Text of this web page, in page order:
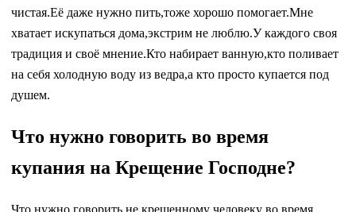
чистая.Её даже нужно пить,тоже хорошо помогает.Мне
хватает искупаться дома,экстрим не люблю.У каждого своя
традиция и своё мнение.Кто набирает ванную,кто поливает
на себя холодную воду из ведра,а кто просто купается под
душем.
Что нужно говорить во время
купания на Крещение Господне?
Что нужно говорить не крещенному человеку во время